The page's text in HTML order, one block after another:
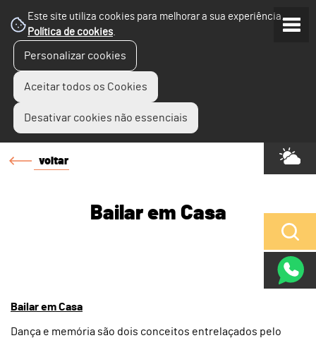
Este site utiliza cookies para melhorar a sua experiência.
Política de cookies.
Personalizar cookies
Aceitar todos os Cookies
Desativar cookies não essenciais
voltar
Bailar em Casa
Bailar em Casa
Dança e memória são dois conceitos entrelaçados pelo